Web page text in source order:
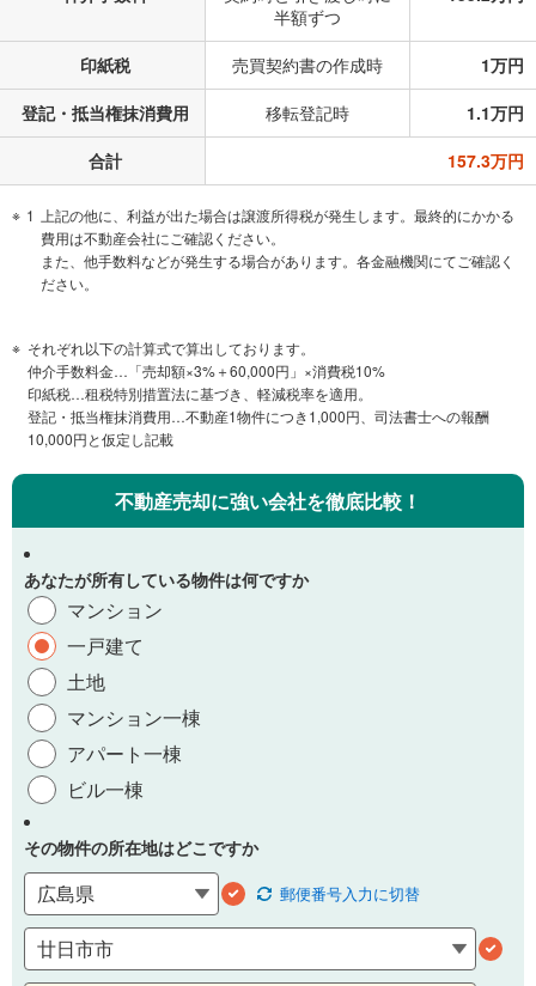
半額ずつ
印紙税 売買契約書の作成時
1万円
登記・抵当権抹消費用
移転登記時
1.1万円
合計
157.3万円
1
上記の他に、利益が出た場合は譲渡所得税が発生します。最終的にかかる
費用は不動産会社にご確認ください。
また、他手数料などが発生する場合があります。各金融機関にてご確認く
ださい。
それぞれ以下の計算式で算出しております。
仲介手数料金…「売却額×3%＋60,000円」×消費税10%
印紙税…租税特別措置法に基づき、軽減税率を適用。
登記・抵当権抹消費用…不動産1物件につき1,000円、司法書士への報酬
10,000円と仮定し記載
不動産売却に強い会社を徹底比較！
あなたが所有している物件は何ですか
マンション
一戸建て
土地
マンション一棟
アパート一棟
ビル一棟
その物件の所在地はどこですか
郵便番号入力に切替